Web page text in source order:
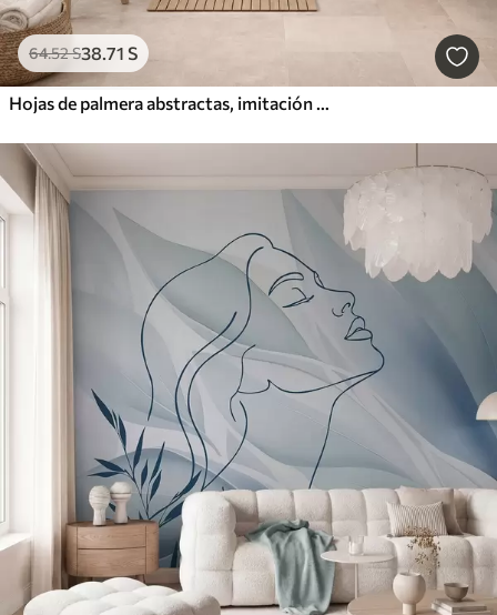
64.52S38.71 S
Hojas de palmera abstractas, imitación de pintura